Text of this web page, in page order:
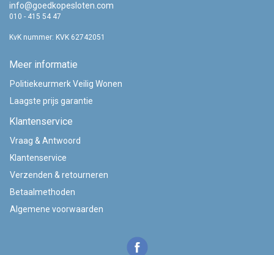
info@goedkopesloten.com
010 - 415 54 47
KvK nummer: KVK 62742051
Meer informatie
Politiekeurmerk Veilig Wonen
Laagste prijs garantie
Klantenservice
Vraag & Antwoord
Klantenservice
Verzenden & retourneren
Betaalmethoden
Algemene voorwaarden